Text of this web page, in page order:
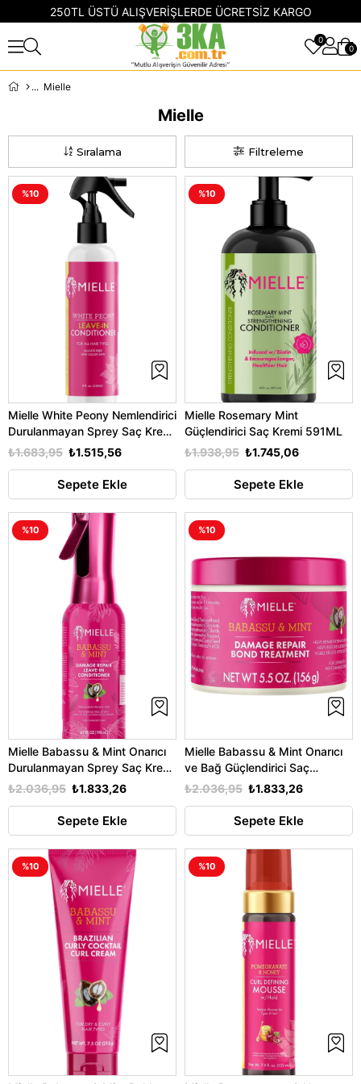
250TL ÜSTÜ ALIŞVERİŞLERDE ÜCRETSİZ KARGO
0
0
Mielle
Mielle
Filtreleme
Sıralama
Mielle White Peony Nemlendirici
Durulanmayan Sprey Saç Kremi
240ML
₺1.515,56
₺1.683,95
Sepete Ekle
%10
Mielle Rosemary Mint
Güçlendirici Saç Kremi 591ML
₺1.745,06
₺1.938,95
Sepete Ekle
%10
Mielle Babassu & Mint Onarıcı
Durulanmayan Sprey Saç Kremi
198ML
₺1.833,26
₺2.036,95
Sepete Ekle
%10
Mielle Babassu & Mint Onarıcı
ve Bağ Güçlendirici Saç
Maskesi 156GR₺1.833,26
₺2.036,95
Sepete Ekle
%10
%10 %10